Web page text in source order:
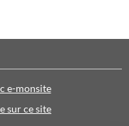
e-monsite
sur ce site